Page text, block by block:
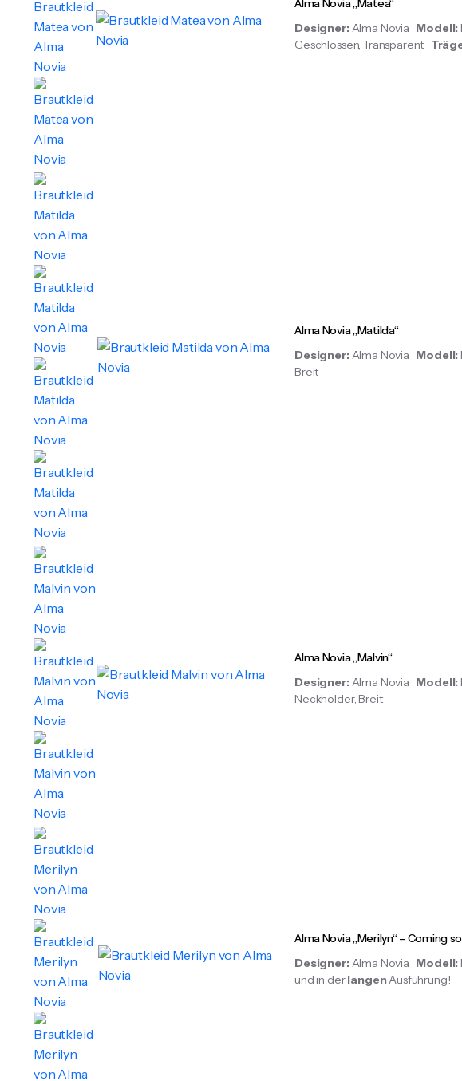
Designer: Alma Novia Modell:
Geschlossen, Transparent
Alma Novia „Matilda“
Designer: Alma Novia Modell:
Breit
Alma Novia „Malvin“
Designer: Alma Novia Modell:
Neckholder, Breit
Alma Novia „Merilyn“ – Coming
Designer: Alma Novia Modell:
und in derlangenAusführung!